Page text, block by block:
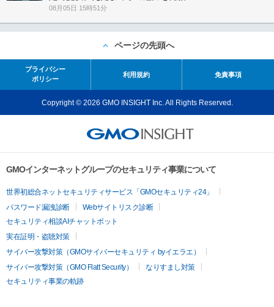
08月05日 15時51分
ページの先頭へ
プライバシー
ポリシー
利用規約 免責事項
Copyright © 2026 GMO INSIGHT Inc. All Rights Reserved.
GMOインターネットグループのセキュリティ事業について
世界初総合ネットセキュリティサービス「GMOセキュリティ24」
パスワード漏洩診断
Webサイトリスク診断
セキュリティ相談AIチャットボット
実在証明・盗聴対策
サイバー攻撃対策（GMOサイバーセキュリティ byイエラエ）
サイバー攻撃対策（GMO Flatt Security）
なりすまし対策
セキュリティ事業の軌跡